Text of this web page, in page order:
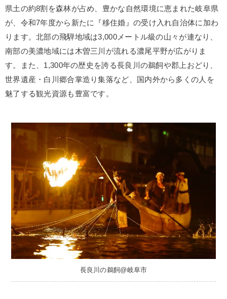
県土の約8割を森林が占め、豊かな自然環境に恵まれた岐阜県
が、令和7年度から新たに『移住婚』の受け入れ自治体に加わ
ります。北部の飛騨地域は3,000メートル級の山々が連なり、
南部の美濃地域には木曽三川が流れる濃尾平野が広がりま
す。また、1,300年の歴史を誇る長良川の鵜飼や郡上おどり、
世界遺産・白川郷合掌造り集落など、国内外から多くの人を
魅了する観光資源も豊富です。
長良川の鵜飼@岐阜市